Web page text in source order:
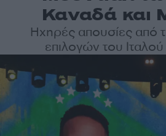
Καναδά και
Ηχηρές απουσίες από
επιλογών του